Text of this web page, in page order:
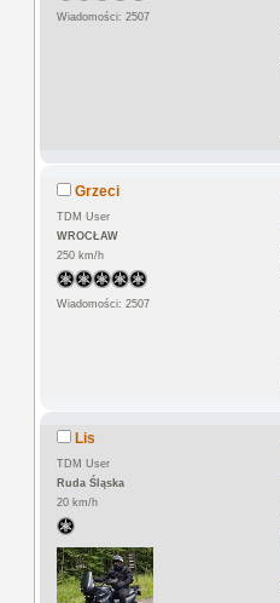
Wiadomości: 2507
Grzeci
TDM User
WROCŁAW
250 km/h
Wiadomości: 2507
Lis
TDM User
Ruda Śląska
20 km/h